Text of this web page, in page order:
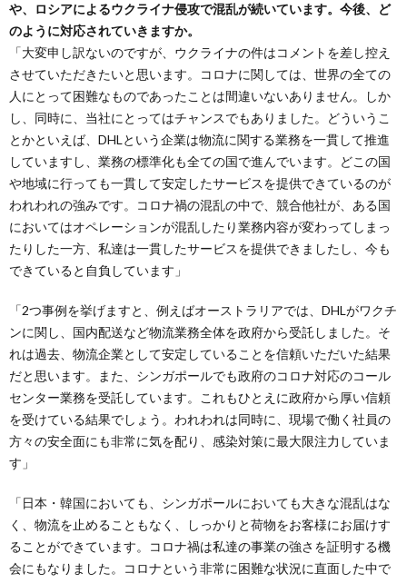
や、ロシアによるウクライナ侵攻で混乱が続いています。今後、ど
のように対応されていきますか。
「大変申し訳ないのですが、ウクライナの件はコメントを差し控え
させていただきたいと思います。コロナに関しては、世界の全ての
人にとって困難なものであったことは間違いないありません。しか
し、同時に、当社にとってはチャンスでもありました。どういうこ
とかといえば、DHLという企業は物流に関する業務を一貫して推進
していますし、業務の標準化も全ての国で進んでいます。どこの国
や地域に行っても一貫して安定したサービスを提供できているのが
われわれの強みです。コロナ禍の混乱の中で、競合他社が、ある国
においてはオペレーションが混乱したり業務内容が変わってしまっ
たりした一方、私達は一貫したサービスを提供できましたし、今も
できていると自負しています」
「2つ事例を挙げますと、例えばオーストラリアでは、DHLがワクチ
ンに関し、国内配送など物流業務全体を政府から受託しました。そ
れは過去、物流企業として安定していることを信頼いただいた結果
だと思います。また、シンガポールでも政府のコロナ対応のコール
センター業務を受託しています。これもひとえに政府から厚い信頼
を受けている結果でしょう。われわれは同時に、現場で働く社員の
方々の安全面にも非常に気を配り、感染対策に最大限注力していま
す」
「日本・韓国においても、シンガポールにおいても大きな混乱はな
く、物流を止めることもなく、しっかりと荷物をお客様にお届けす
ることができています。コロナ禍は私達の事業の強さを証明する機
会にもなりました。コロナという非常に困難な状況に直面した中で